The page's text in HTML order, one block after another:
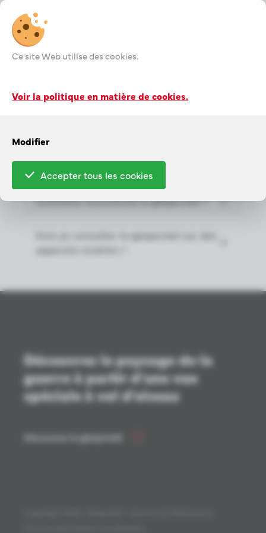
Questions
fréquentes binnen
rubriek 'Géoportail'
Comment fonctionne le géoportail ?
appareils mobiles ?
Découvrez le paysage de la
guerre à partir d'une vue
spéciale à vol d'oiseau
Découvrez le géoportail
Ce site Web utilise des cookies.
Voir la politique en matière de cookies.
Modifier
Accepter tous les cookies